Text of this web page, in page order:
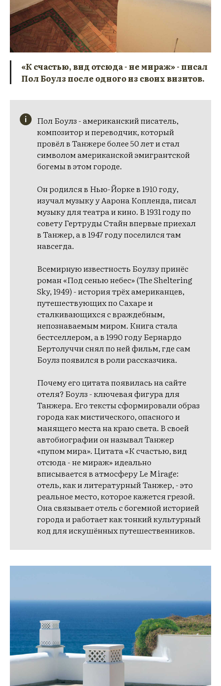
«К счастью, вид отсюда - не мираж»- писал
Пол Боулз после одного из своих визитов.
Пол Боулз - американский писатель,
композитор и переводчик, который
провёл в Танжере более 50 лет и стал
символом американской эмигрантской
богемы в этом городе.
Он родился в Нью-Йорке в 1910 году,
изучал музыку у Аарона Копленда, писал
музыку для театра и кино. В 1931 году по
совету Гертруды Стайн впервые приехал
в Танжер, а в 1947 году поселился там
навсегда.
Всемирную известность Боулзу принёс
роман «Под сенью небес» (The Sheltering
Sky, 1949) - история трёх американцев,
путешествующих по Сахаре и
сталкивающихся с враждебным,
непознаваемым миром. Книга стала
бестселлером, а в 1990 году Бернардо
Бертолуччи снял по ней фильм, где сам
Боулз появился в роли рассказчика.
Почему его цитата появилась на сайте
отеля? Боулз - ключевая фигура для
Танжера. Его тексты сформировали образ
города как мистического, опасного и
манящего места на краю света. В своей
автобиографии он называл Танжер
«пупом мира». Цитата «К счастью, вид
отсюда - не мираж» идеально
вписывается в атмосферу Le Mirage:
отель, как и литературный Танжер, - это
реальное место, которое кажется грезой.
Она связывает отель с богемной историей
города и работает как тонкий культурный
код для искушённых путешественников.